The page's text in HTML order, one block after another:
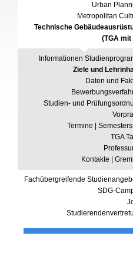
Urban
Metropolitan
Technische
(TGA mit
Informationen
Ziele und
Daten und
Studien- und
Termine |
TGA
Kontakte |
Fachübergreifende
SDG-